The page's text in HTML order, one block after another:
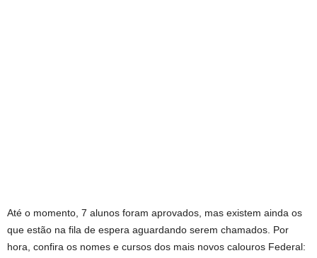
Até o momento, 7 alunos foram aprovados, mas existem ainda os
que estão na fila de espera aguardando serem chamados. Por
hora, confira os nomes e cursos dos mais novos calouros Federal: